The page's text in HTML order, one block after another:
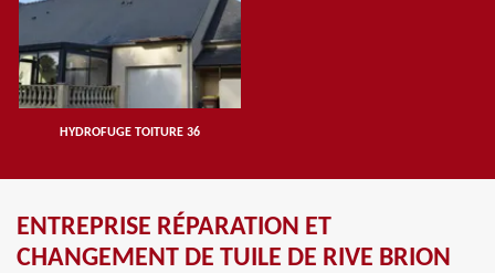
HYDROFUGE TOITURE 36
ENTREPRISE RÉPARATION ET
CHANGEMENT DE TUILE DE RIVE BRION